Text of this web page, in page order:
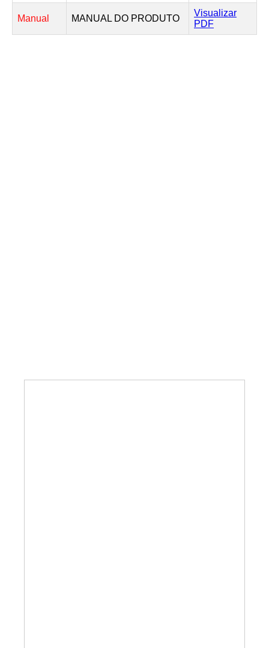
Manual MANUAL DO PRODUTO
Visualizar
PDF